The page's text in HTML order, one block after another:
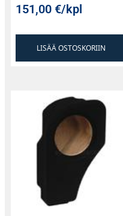
151,00€/kpl
LISÄÄ OSTOSKORIIN